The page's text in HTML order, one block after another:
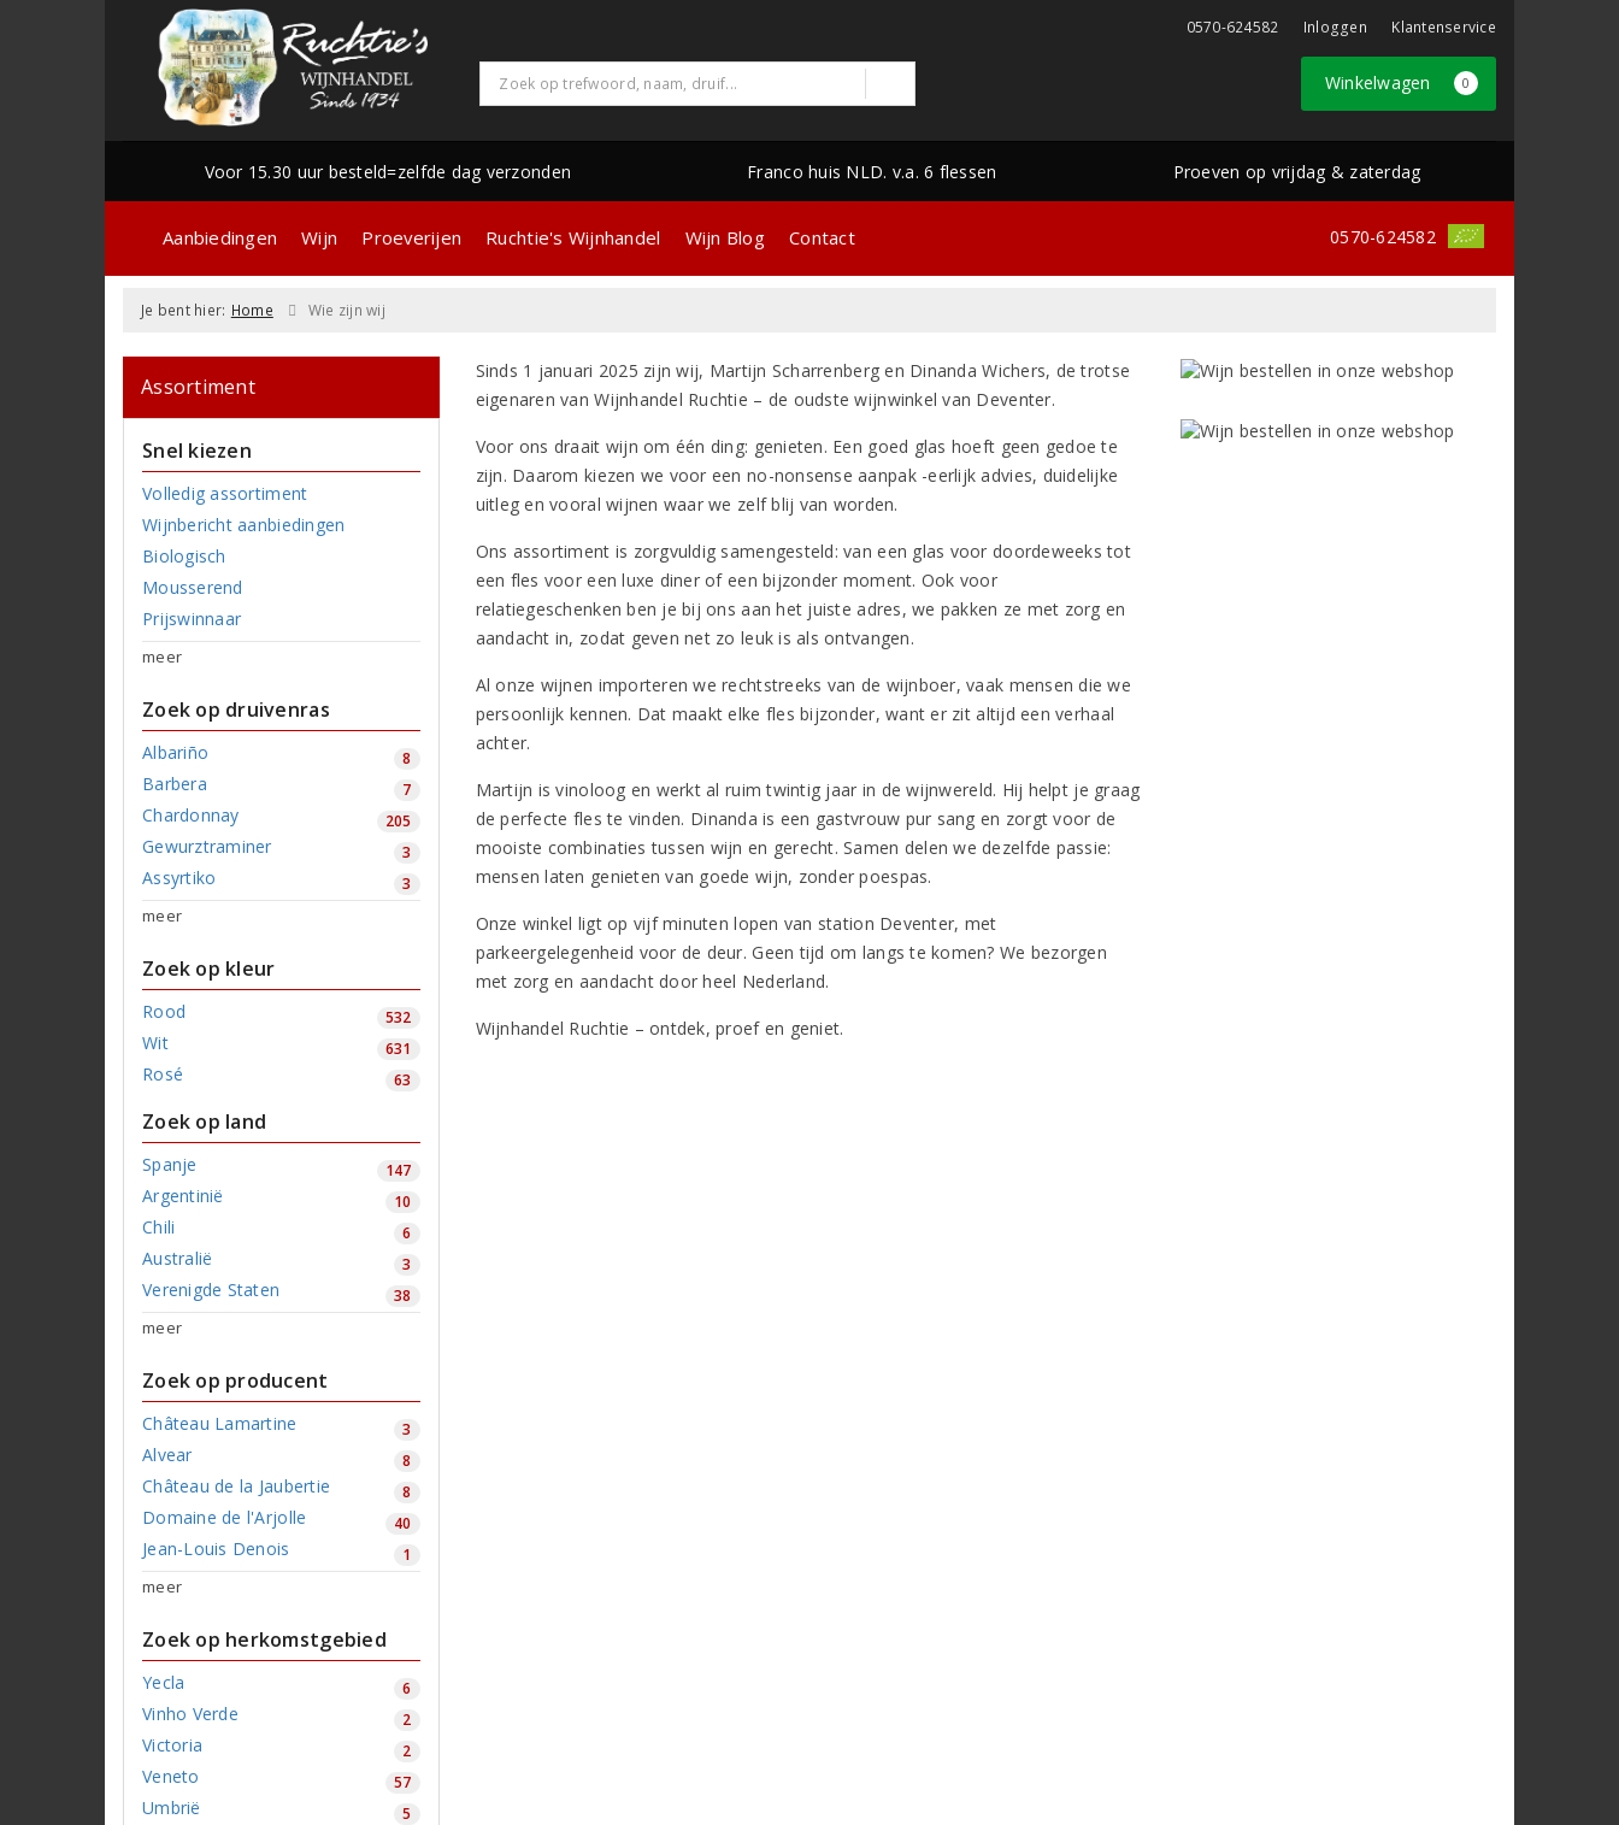
0570-624582 Inloggen Klantenservice
Winkelwagen 0
Voor 15.30 uur besteld=zelfde dag verzonden Franco huis NLD. v.a. 6 flessen Proeven op vrijdag & zaterdag
Aanbiedingen Wijn Proeverijen Ruchtie's Wijnhandel Wijn Blog Contact 0570-624582
Je bent hier: Home Wie zijn wij
Assortiment
Snel kiezen
Volledig assortiment
Wijnbericht aanbiedingen
Biologisch
Mousserend
Prijswinnaar
meer
Zoek op druivenras
Albariño 8
Barbera 7
Chardonnay 205
Gewurztraminer 3
Assyrtiko 3
meer
Zoek op kleur
Rood 532
Wit 631
Rosé 63
Zoek op land
Spanje 147
Argentinië 10
Chili 6
Australië 3
Verenigde Staten 38
meer
Zoek op producent
Château Lamartine 3
Alvear 8
Château de la Jaubertie 8
Domaine de l'Arjolle 40
Jean-Louis Denois 1
meer
Zoek op herkomstgebied
Yecla 6
Vinho Verde 2
Victoria 2
Veneto 57
Umbrië 5
Sinds 1 januari 2025 zijn wij, Martijn Scharrenberg en Dinanda Wichers, de trotse
eigenaren van Wijnhandel Ruchtie – de oudste wijnwinkel van Deventer.
Voor ons draait wijn om één ding: genieten. Een goed glas hoeft geen gedoe te
zijn. Daarom kiezen we voor een no-nonsense aanpak -eerlijk advies, duidelijke
uitleg en vooral wijnen waar we zelf blij van worden.
Ons assortiment is zorgvuldig samengesteld: van een glas voor doordeweeks tot
een fles voor een luxe diner of een bijzonder moment. Ook voor
relatiegeschenken ben je bij ons aan het juiste adres, we pakken ze met zorg en
aandacht in, zodat geven net zo leuk is als ontvangen.
Al onze wijnen importeren we rechtstreeks van de wijnboer, vaak mensen die we
persoonlijk kennen. Dat maakt elke fles bijzonder, want er zit altijd een verhaal
achter.
Martijn is vinoloog en werkt al ruim twintig jaar in de wijnwereld. Hij helpt je graag
de perfecte fles te vinden. Dinanda is een gastvrouw pur sang en zorgt voor de
mooiste combinaties tussen wijn en gerecht. Samen delen we dezelfde passie:
mensen laten genieten van goede wijn, zonder poespas.
Onze winkel ligt op vijf minuten lopen van station Deventer, met
parkeergelegenheid voor de deur. Geen tijd om langs te komen? We bezorgen
met zorg en aandacht door heel Nederland.
Wijnhandel Ruchtie – ontdek, proef en geniet.